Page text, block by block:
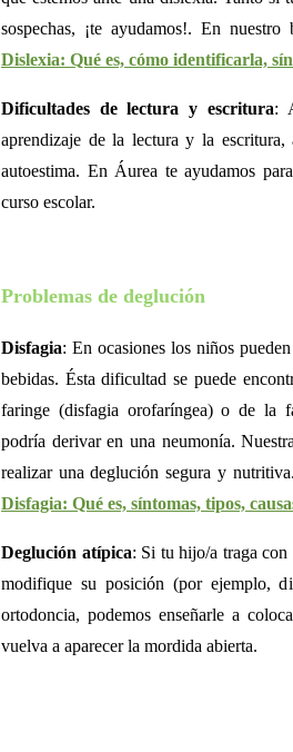
sospechas, ¡te ayudamos!. En
Dislexia: Qué es, cómo identificarla,
Dificultades de lectura y escritura:
aprendizaje de la lectura y la
autoestima. En Áurea te ayudamos
curso escolar.
Problemas de deglución
Disfagia: En ocasiones los niños
bebidas. Ésta dificultad se puede
faringe (disfagia orofaríngea) o de la
podría derivar en una neumonía.
realizar una deglución segura y
Disfagia: Qué es, síntomas, tipos,
Deglución atípica: Si tu hijo/a traga con
modifique su posición (por ejemplo,
ortodoncia, podemos enseñarle a
vuelva a aparecer la mordida abierta.